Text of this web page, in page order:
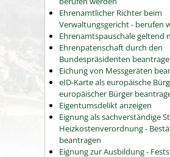
Ehrenamtlicher Richter beim
Verwaltungsgericht - berufen
Ehrenamtspauschale geltend
Ehrenpatenschaft durch den
Bundespräsidenten
Eichung von Messgeräten
eID-Karte als europäische
europäischer Bürger
Eigentumsdelikt anzeigen
Eignung als sachverständige
Heizkostenverordnung -
beantragen
Eignung zur Ausbildung -